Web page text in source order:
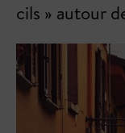
cils » autour